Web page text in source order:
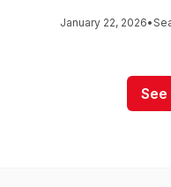
January 22, 2026•
See